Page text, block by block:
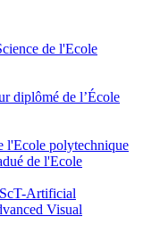
de l'Ecole
diplômé de l’École
l'Ecole polytechnique
de l'Ecole
Artificial
Visual